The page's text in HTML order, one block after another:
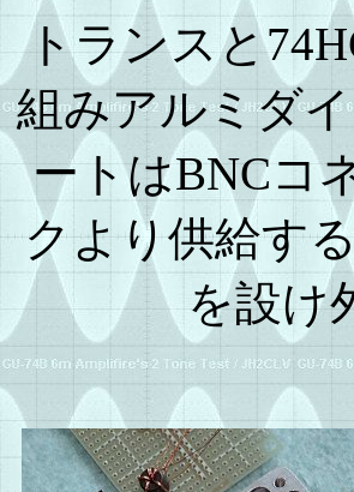
トランスと
組みアルミダ
ートはBNCコ
クより供給す
を設け